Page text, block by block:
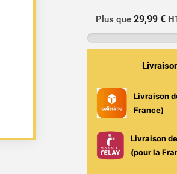
Famous
Eliquid
Plus que29,99 €
Livraison
France)
Livraison
(pour la